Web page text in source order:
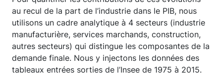
au recul de la part de l’industrie dans le PIB, nous
utilisons un cadre analytique à 4 secteurs (industrie
manufacturière, services marchands, construction,
autres secteurs) qui distingue les composantes de la
demande finale. Nous y injectons les données des
tableaux entrées sorties de l’Insee de 1975 à 2015.